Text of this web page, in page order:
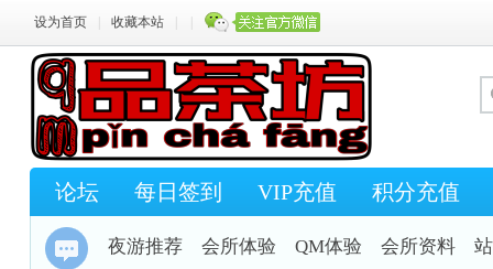
设为首页 收藏本站
论坛 每日签到 VIP充值 积分充值
夜游推荐 会所体验 QM体验 会所资料